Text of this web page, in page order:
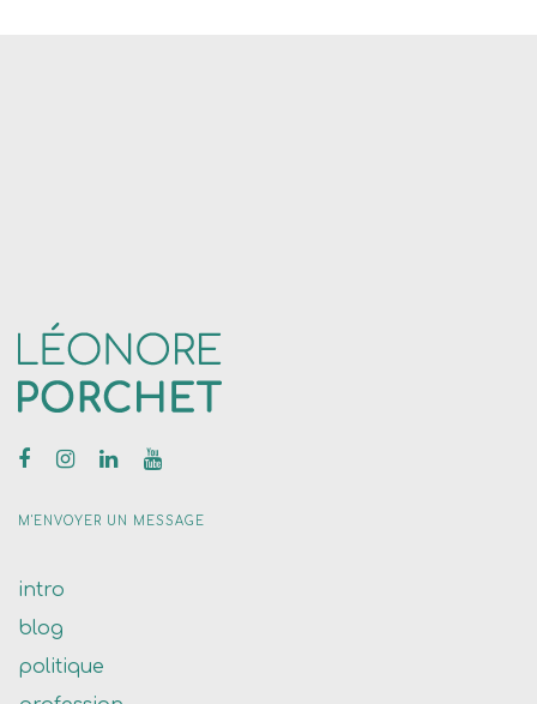
M'ENVOYER UN MESSAGE
intro
blog
politique